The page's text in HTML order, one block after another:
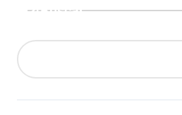
d
a
Buscar